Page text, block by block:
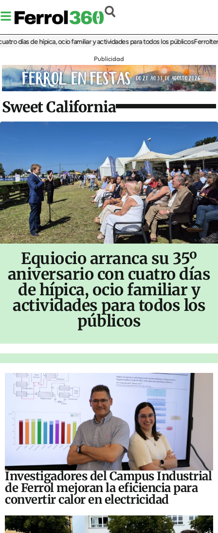
de hípica, ocio familiar y actividades para todos los públicosFerrolterra
Publicidad
Sweet California
Equiocio arranca su 35º
aniversario con cuatro días
de hípica, ocio familiar y
actividades para todos los
públicos
Investigadores del Campus Industrial
de Ferrol mejoran la eficiencia para
convertir calor en electricidad